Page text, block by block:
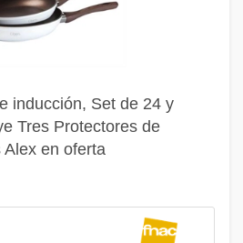
inducción, Set de 24 y
Tres Protectores de
en oferta